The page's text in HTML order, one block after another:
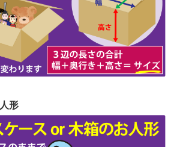
祭令和5年3月28日(火)
祭 令和5年2月10日(金)
祭令和5年12月21日(水)
令和4年10月19日(水)
形